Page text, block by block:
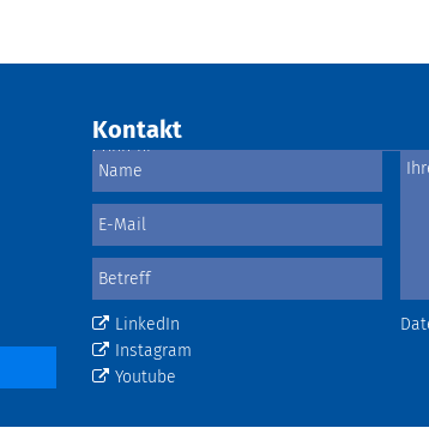
Kontakt
LinkedIn
Instagram
Youtube